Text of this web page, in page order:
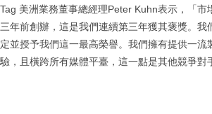
Tag 美洲業務董事總經理Peter Kuhn表示，「市
三年前創辦，這是我們連續第三年獲其褒獎。我
定並授予我們這一最高榮譽。我們擁有提供一流
驗，且橫跨所有媒體平臺，這一點是其他競爭對